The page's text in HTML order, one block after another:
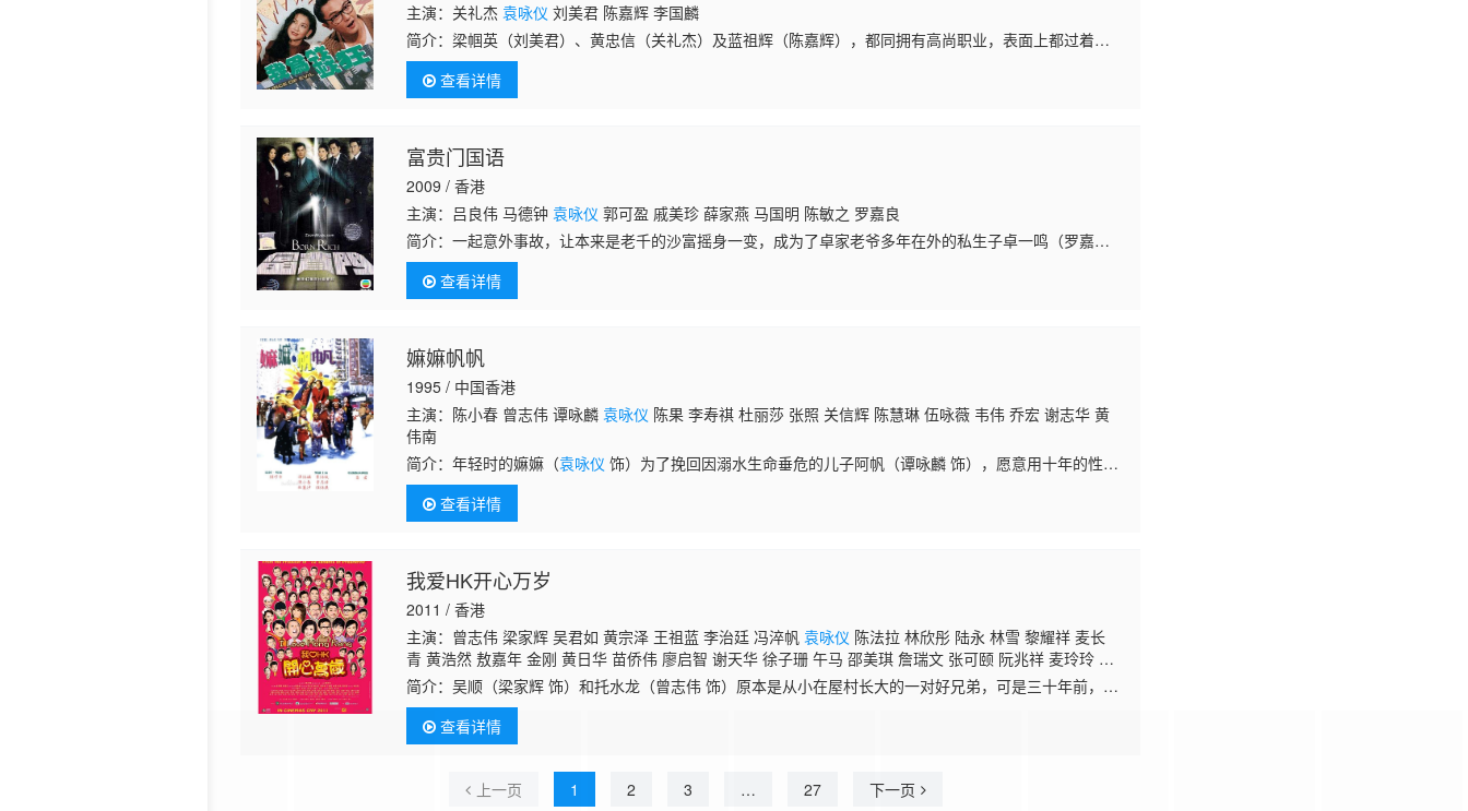
主演：关礼杰袁咏仪 刘美君 陈嘉辉 李国麟
简介：梁帼英（刘美君）、黄忠信（关礼杰）及蓝祖辉（陈嘉辉），都同拥有高尚职业，表面上都过着一
般中产阶级的宽裕而安定的生活，但背后他们却常为金钱及生活而烦恼。信妻蓝祖儿（刘秀萍）因挥霍成
性，常令信入不敷支
查看详情
富贵门国语
2009 / 香港
主演：吕良伟 马德钟袁咏仪 郭可盈 戚美珍 薛家燕 马国明 陈敏之 罗嘉良
简介：一起意外事故，让本来是老千的沙富摇身一变，成为了卓家老爷多年在外的私生子卓一鸣（罗嘉良
饰）。卓家的大哥卓一元（吕良伟 饰）是个正直的银行家，对于一鸣的身份从未表示过怀疑。不仅一元对
一鸣百般照顾，
查看详情
嫲嫲帆帆
1995 / 中国香港
主演：陈小春 曾志伟 谭咏麟袁咏仪 陈果 李寿祺 杜丽莎 张照 关信辉 陈慧琳 伍咏薇 韦伟 乔宏 谢志华 黄
伟南
简介：年轻时的嫲嫲（袁咏仪 饰）为了挽回因溺水生命垂危的儿子阿帆（谭咏麟 饰），愿意用十年的性命
换回儿子的生命。阿帆长大后成为了孝子，却因为移民的问题与母亲产生了分歧。刚好离家多时的姐姐阿
满（杜丽莎 饰
查看详情
我爱HK开心万岁
2011 / 香港
主演：曾志伟 梁家辉 吴君如 黄宗泽 王祖蓝 李治廷 冯淬帆袁咏仪 陈法拉 林欣彤 陆永 林雪 黎耀祥 麦长
青 黄浩然 敖嘉年 金刚 黄日华 苗侨伟 廖启智 谢天华 徐子珊 午马 邵美琪 詹瑞文 张可颐 阮兆祥 麦玲玲 张
坚庭 谭耀文 田启文 商天娥 吴卓羲 吕慧仪 汤盈盈 郑欣宜 八两金
简介：吴顺（梁家辉 饰）和托水龙（曾志伟 饰）原本是从小在屋村长大的一对好兄弟，可是三十年前，保
管街坊所筹善款的托水龙却在筹款夜监守自盗，从此便杳无音信。时光荏苒，三十年后当做生意破产的吴
顺托家带口的回
查看详情
上一页 1 2 3 … 27 下一页